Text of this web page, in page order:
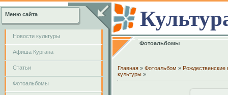
Меню сайта
Новости культуры
Афиша Кургана
Cтатьи
Фотоальбомы
Фотоальбомы
Главная » Фотоальбом » Рождественские
культуры »